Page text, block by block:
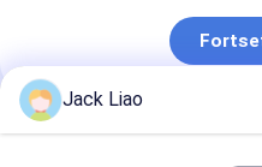
Transformator-Kern-
Gewölbte Flosse, die
Unsere Kategorien
Jack Liao